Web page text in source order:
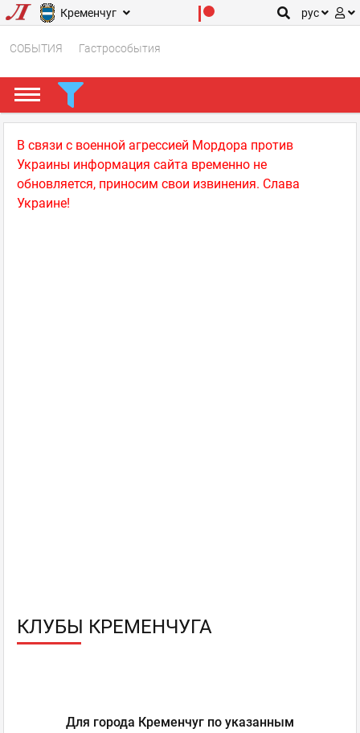
Кременчуг рус
СОБЫТИЯ Гастрособытия
В связи с военной агрессией Мордора против
Украины информация сайта временно не
обновляется, приносим свои извинения. Слава
Украине!
КЛУБЫ КРЕМЕНЧУГА
Для города Кременчуг по указанным